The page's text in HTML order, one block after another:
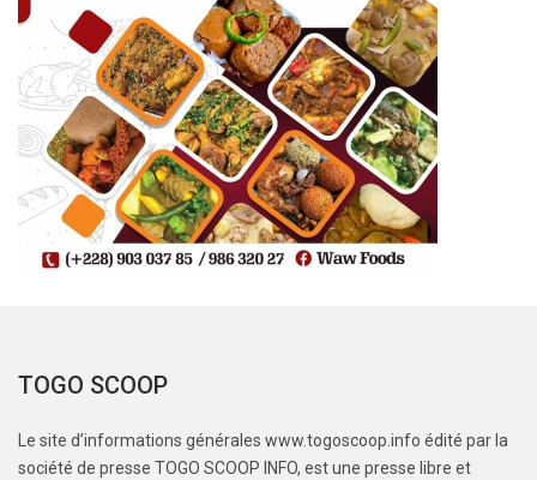
TOGO SCOOP
Le site d’informations générales www.togoscoop.info édité par la
société de presse TOGO SCOOP INFO, est une presse libre et